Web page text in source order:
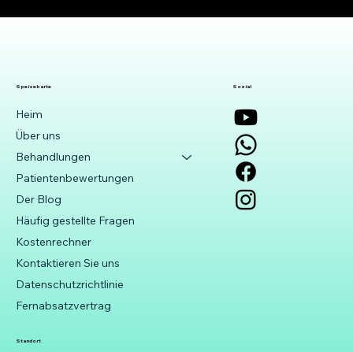
Standort
Speisekarte
Heim
Über uns
Behandlungen
Patientenbewertungen
Der Blog
Häufig gestellte Fragen
Kostenrechner
Kontaktieren Sie uns
Datenschutzrichtlinie
Fernabsatzvertrag
Sozial